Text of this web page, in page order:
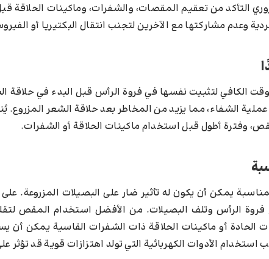
التأكد من تعقيم المقصات، والشفرات، وماكينات الحلاقة
وعدم مشاركتها مع الآخرين لتجنب انتقال البكتيريا أو
الكافي لتثبيت نفسها في فروة الرأس قبل البدء في
وفترة أطول قبل استخدام ماكينات الحلاقة أو الشفرات.
يمكن أن يكون له تأثير ضار على البصيلات المزروعة.
فروة الرأس وتلف البصيلات. من الأفضل استخدام المقص
الحادة أو ماكينات الحلاقة ذات الشفرات القاسية يمكن أن
استخدام الأدوات الكهربائية التي تولد اهتزازات قوية قد